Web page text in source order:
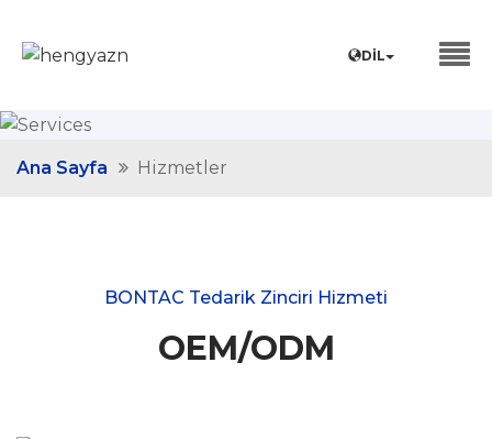
DIL
Ana Sayfa Hizmetler
BONTAC Tedarik Zinciri Hizmeti
OEM/ODM